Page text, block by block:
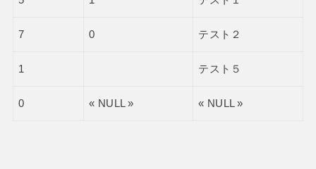
7 0 テスト２
1 テスト５
0 « NULL » « NULL »